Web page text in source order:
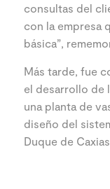
consultas del
con la empresa
básica”,
Más tarde, fue
el desarrollo de
una planta de
diseño del
Duque de